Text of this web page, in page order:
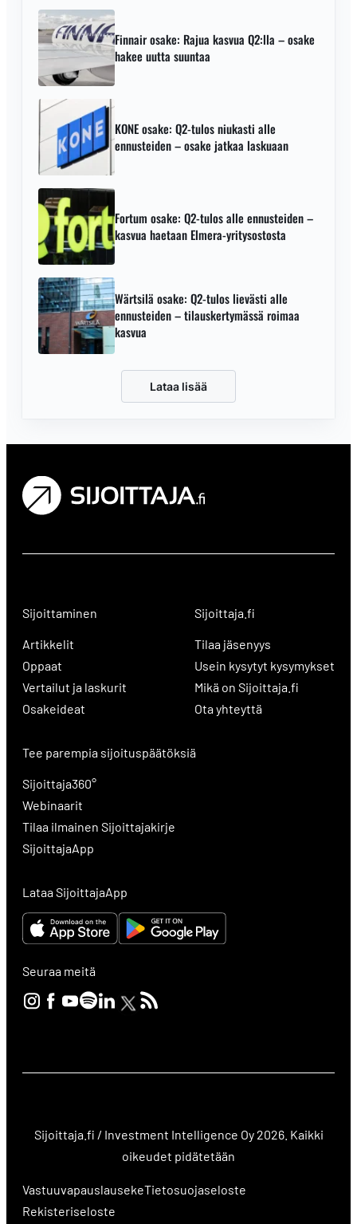
Finnair osake: Rajua kasvua Q2:lla – osake
hakee uutta suuntaa
KONE osake: Q2-tulos niukasti alle
ennusteiden – osake jatkaa laskuaan
Fortum osake: Q2-tulos alle ennusteiden –
kasvua haetaan Elmera-yritysostosta
Wärtsilä osake: Q2-tulos lievästi alle
ennusteiden – tilauskertymässä roimaa
kasvua
Lataa lisää
Sijoittaminen
Artikkelit
Oppaat
Vertailut ja laskurit
Osakeideat
Sijoittaja.fi
Tilaa jäsenyys
Usein kysytyt kysymykset
Mikä on Sijoittaja.fi
Ota yhteyttä
Tee parempia sijoituspäätöksiä
Sijoittaja360°
Webinaarit
Tilaa ilmainen Sijoittajakirje
SijoittajaApp
Lataa SijoittajaApp
Seuraa meitä
Sijoittaja.fi / Investment Intelligence Oy 2026. Kaikki
oikeudet pidätetään
VastuuvapauslausekeTietosuojaseloste
Rekisteriseloste